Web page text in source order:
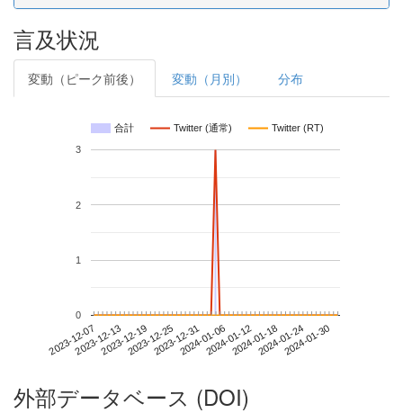
言及状況
変動（ピーク前後） 変動（月別） 分布
合計 Twitter (通常) Twitter (RT)
2023-12-072023-12-132023-12-192023-12-252023-12-312024-01-062024-01-122024-01-182024-01-242024-01-30
0
1
2
3
外部データベース (DOI)